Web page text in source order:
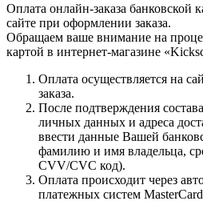
Оплата онлайн-заказа банковской
сайте при оформлении заказа.
Обращаем ваше внимание на
картой в интернет-магазине
Оплата осуществляется на
заказа.
После подтверждения
личных данных и адреса
ввести данные Вашей
фамилию и имя владельца,
CVV/CVC код).
Оплата происходит через
платежных систем